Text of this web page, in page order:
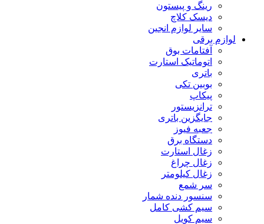
رینگ و پیستون
دیسک کلاچ
سایر لوازم انجین
لوازم برقی
آفتامات بوق
اتوماتیک استارت
باتری
بوبین تکی
پیکاپ
ترانزیستور
جایگزین باتری
جعبه فیوز
دستگاه برق
زغال استارت
زغال چراغ
زغال کیلومتر
سر شمع
سنسور دنده شمار
سیم کشی کامل
سیم کویل